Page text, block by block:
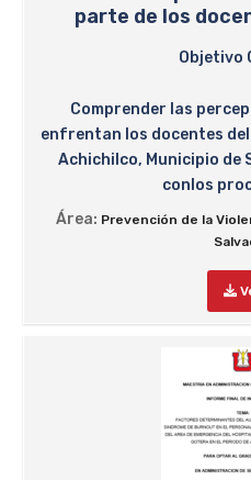
parte de los
Objetivo
Comprender las
enfrentan los docentes
Achichilco, Municipio de
conlos
Área: Prevención de la